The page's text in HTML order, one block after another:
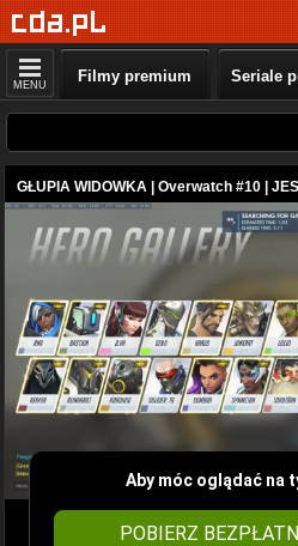
MENU Filmy premium Seriale
GŁUPIA WIDOWKA | Overwatch #10 |
Aby móc oglądać na
POBIERZ